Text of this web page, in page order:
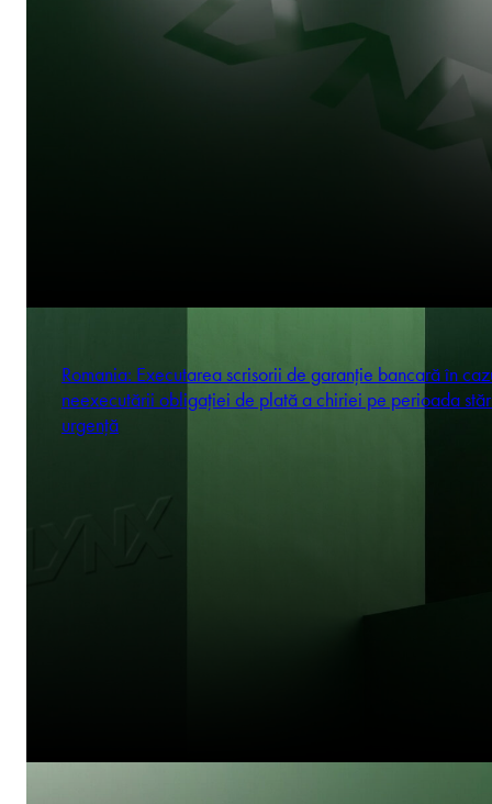
Romania: Executarea scrisorii de garanție bancară în
neexecutării obligației de plată a chiriei pe perioada
urgență